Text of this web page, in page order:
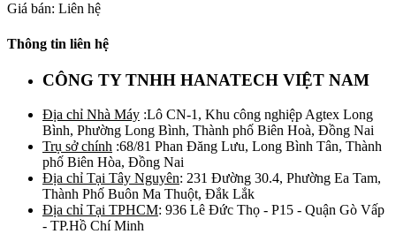
Giá bán: Liên hệ
Thông tin liên hệ
CÔNG TY TNHH HANATECH VIỆT NAM
Địa chỉ Nhà Máy :Lô CN-1, Khu công nghiệp Agtex Long
Bình, Phường Long Bình, Thành phố Biên Hoà, Đồng Nai
Trụ sở chính :68/81 Phan Đăng Lưu, Long Bình Tân, Thành
phố Biên Hòa, Đồng Nai
Địa chỉ Tại Tây Nguyên: 231 Đường 30.4, Phường Ea Tam,
Thành Phố Buôn Ma Thuột, Đắk Lắk
Địa chỉ Tại TPHCM: 936 Lê Đức Thọ - P15 - Quận Gò Vấp
- TP.Hồ Chí Minh